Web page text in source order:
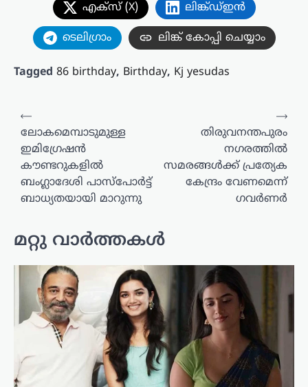
എക്സ് (X) ലിങ്ക്ഡ്ഇൻ
ടെലിഗ്രാം ലിങ്ക് കോപ്പി ചെയ്യാം
Tagged 86 birthday, Birthday, Kj yesudas
പോസ്റ്റുകളിലൂടെ
⟵
ലോകമെമ്പാടുമുള്ള
ഇമിഗ്രേഷൻ
കൗണ്ടറുകളിൽ
ബംഗ്ലാദേശി പാസ്‌പോർട്ട്
ബാധ്യതയായി മാറുന്നു
തിരുവനന്തപുരം
നഗരത്തിൽ
സമരങ്ങൾക്ക് പ്രത്യേക
കേന്ദ്രം വേണമെന്ന്
ഗവർണർ
⟶
മറ്റു വാർത്തകൾ